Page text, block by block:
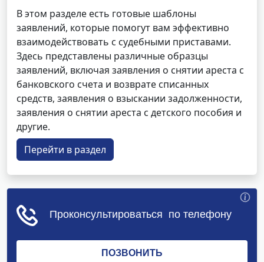
В этом разделе есть готовые шаблоны
заявлений, которые помогут вам эффективно
взаимодействовать с судебными приставами.
Здесь представлены различные образцы
заявлений, включая заявления о снятии ареста с
банковского счета и возврате списанных
средств, заявления о взыскании задолженности,
заявления о снятии ареста с детского пособия и
другие.
Перейти в раздел